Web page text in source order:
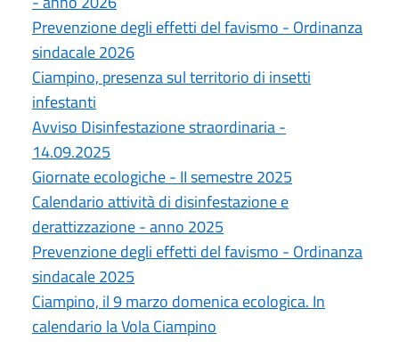
Prevenzione degli effetti del favismo - Ordinanza
sindacale 2026
Ciampino, presenza sul territorio di insetti
infestanti
Avviso Disinfestazione straordinaria -
14.09.2025
Giornate ecologiche - II semestre 2025
Calendario attività di disinfestazione e
derattizzazione - anno 2025
Prevenzione degli effetti del favismo - Ordinanza
sindacale 2025
Ciampino, il 9 marzo domenica ecologica. In
calendario la Vola Ciampino